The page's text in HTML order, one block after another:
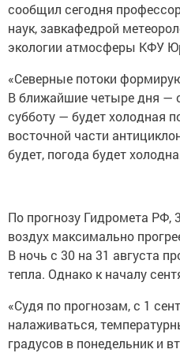
сообщил сегодня
наук, завкафедрой
экологии атмосферы КФУ
«Северные потоки
В ближайшие четыре дня —
субботу — будет холодная
восточной части
будет, погода будет
По прогнозу Гидромета РФ,
воздух максимально
В ночь с 30 на 31 августа
тепла. Однако к началу
«Судя по прогнозам, с 1
налаживаться,
градусов в понедельник и